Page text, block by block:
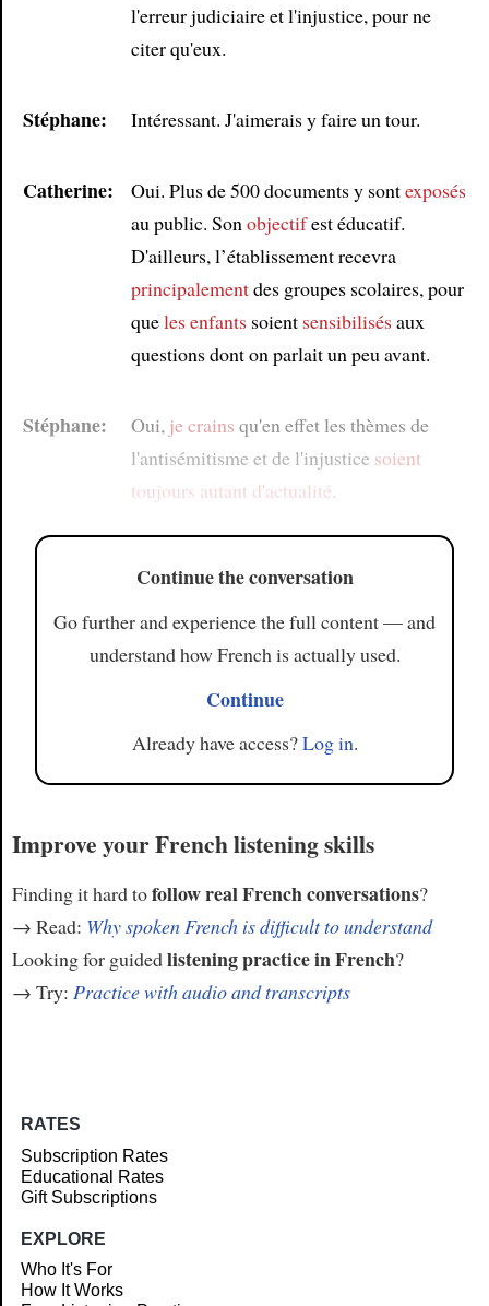
l'erreur judiciaire et l'injustice, pour ne
citer qu'eux.
Stéphane: Intéressant. J'aimerais y faire un tour.
Catherine: Oui. Plus de 500 documents y sontexposés
au public. Son objectifest éducatif.
D'ailleurs, l’établissement recevra
principalementdes groupes scolaires, pour
queles enfantssoient sensibilisésaux
questions dont on parlait un peu avant.
Stéphane: Oui, je crains qu'en effet les thèmes de
l'antisémitisme et de l'injustice soient
toujours autant d'actualité.
Continue the conversation
Go further and experience the full content — and
understand how French is actually used.
Continue
Already have access?Log in.
Improve your French listening skills
Finding it hard tofollow real French conversations?
→ Read: Why spoken French is difficult to understand
Looking for guidedlistening practice in French?
→ Try: Practice with audio and transcripts
RATES
Subscription Rates
Educational Rates
Gift Subscriptions
EXPLORE
Who It's For
How It Works